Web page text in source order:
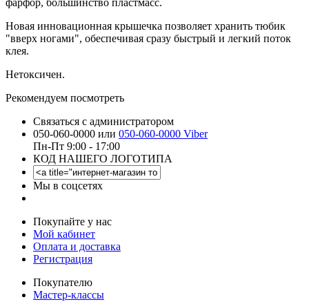
Новая инновационная крышечка позволяет хранить тюбик
"вверх ногами", обеспечивая сразу быстрый и легкий поток
клея.
Нетоксичен.
Рекомендуем посмотреть
Связаться с администратором
050-060-0000 или 050-060-0000 Viber
Пн-Пт 9:00 - 17:00
КОД НАШЕГО ЛОГОТИПА
Мы в соцсетях
Покупайте у нас
Мой кабинет
Оплата и доставка
Регистрация
Покупателю
Мастер-классы